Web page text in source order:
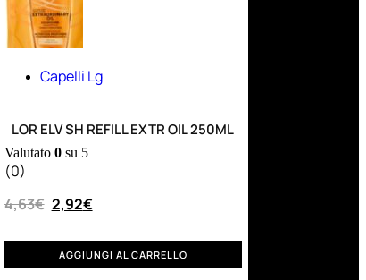
Capelli Lg
LOR ELV SH REFILL EXTR OIL 250ML
Valutato 0su 5
(0)
4,63€ 2,92€
AGGIUNGI AL CARRELLO